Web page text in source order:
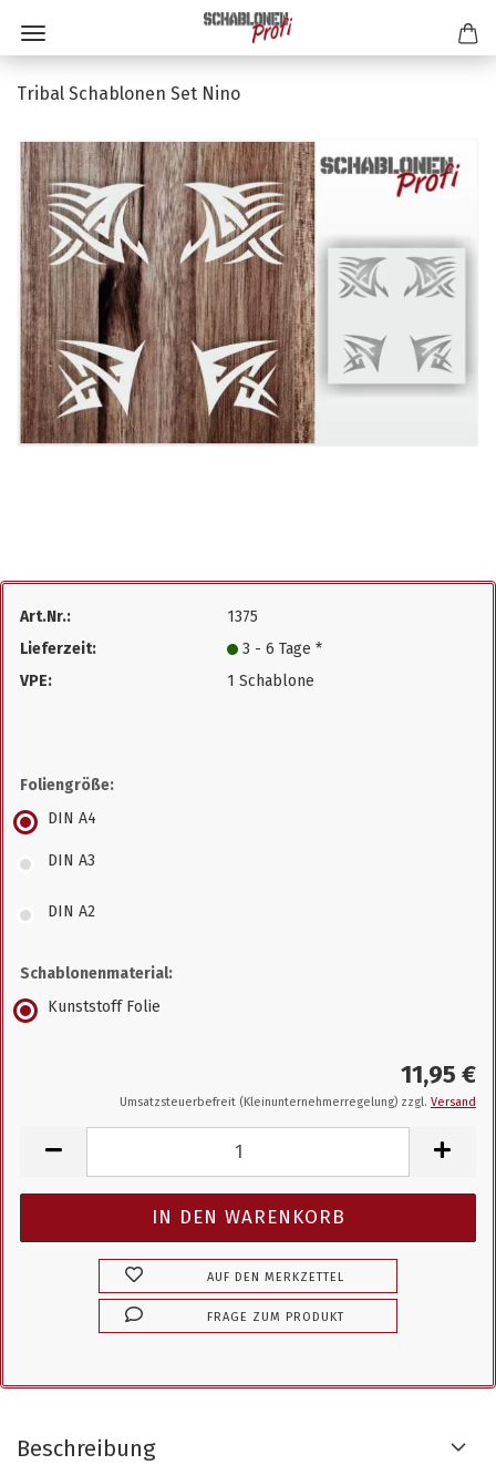
Tribal Schablonen Set Nino
Art.Nr.:
1375
Lieferzeit:
3 - 6 Tage *
VPE:
1 Schablone
Foliengröße:
DIN A4
DIN A3
DIN A2
Schablonenmaterial:
Kunststoff Folie
11,95 €
Umsatzsteuerbefreit (Kleinunternehmerregelung) zzgl. Versand
AUF DEN MERKZETTEL
FRAGE ZUM PRODUKT
Beschreibung